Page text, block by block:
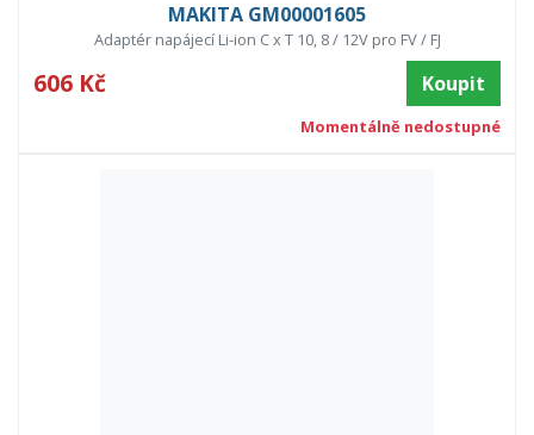
MAKITA GM00001605
Adaptér napájecí Li-ion C x T 10, 8 / 12V pro FV / FJ
606 Kč Koupit
Momentálně nedostupné